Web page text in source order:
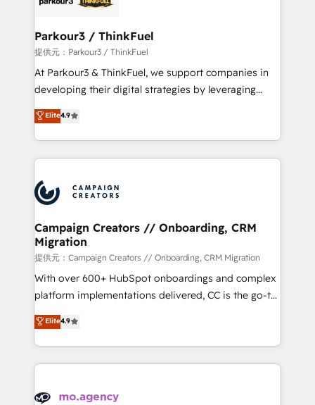
companies scale faster and smarter. 🔹 BOOMS:
Demand generation for all your buyers With BOOMS,
you invest in 100% of your buyers, accelerating your
growth and positioning yourself as an undisputed
transformation process A methodology designed to
implement HubSpot effectively and optimize your
record of business transformation, our growth-first
approach has helped brands dominate their
Parkour3 / ThinkFuel
提供元：Parkour3 / ThinkFuel
At Parkour3 & ThinkFuel, we support companies in
developing their digital strategies by leveraging
technologies and automating their marketing and
sales processes to generate growth. Our offer spans
from Strategy to Operations. We specialize in CRM
onboarding and implementation, web design, sales
extensive experience working with tech companies
and manufacturers since 2002, we are committed to
empowering our clients and developing their
autonomy. Get to grips with HubSpot through
guided implementation and seamless integration of
the CRM platform into your digital ecosystem. Would
you like support in deploying your inbound
to your needs and sales objectives. With 125+
certifications, we are part of the most certified
services are offered in both English & French.
Elite4.9
Campaign Creators // Onboarding, CRM
Migration
提供元：Campaign Creators // Onboarding, CRM Migration
With over 600+ HubSpot onboardings and complex
platform implementations delivered, CC is the go-to
Elite Solutions Partner for businesses ready to
migrate, replatform, and scale smarter. We specialize
in high-impact CRM and CMS migrations and
onboarding from platforms like Salesforce, NetSuite,
WordPress and legacy CRMs, turning fragmented
Elite4.9